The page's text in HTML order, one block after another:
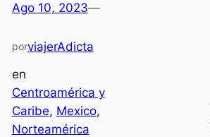
Ago 10, 2023—
porviajerAdicta
en
Centroamérica y
Caribe, Mexico
Norteamérica